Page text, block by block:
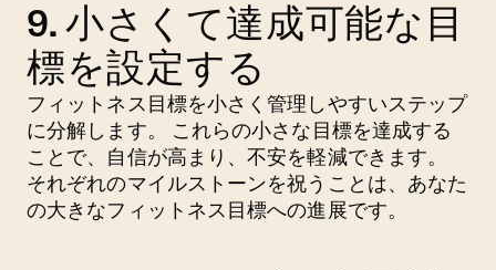
9. 小さくて達成可能な目
標を設定する
フィットネス目標を小さく管理しやすいステップ
に分解します。 これらの小さな目標を達成する
ことで、自信が高まり、不安を軽減できます。
それぞれのマイルストーンを祝うことは、あなた
の大きなフィットネス目標への進展です。